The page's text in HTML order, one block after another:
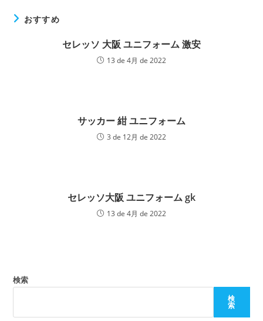
おすすめ
セレッソ 大阪 ユニフォーム 激安
13 de 4月 de 2022
サッカー 紺 ユニフォーム
3 de 12月 de 2022
セレッソ大阪 ユニフォーム gk
13 de 4月 de 2022
検索
検
索